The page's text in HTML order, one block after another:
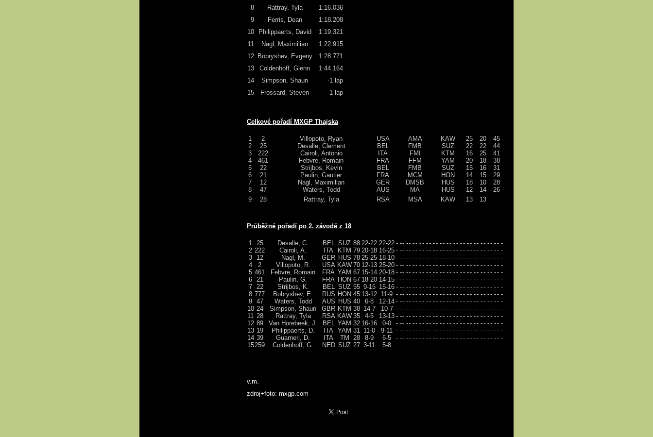
8
Rattray, Tyla
1:16.036
9
Ferris, Dean
1:18.208
10
Philippaerts, David
1:19.321
11
Nagl, Maximilian
1:22.915
12 Bobryshev, Evgeny
1:28.771
13
Coldenhoff, Glenn
1:44.164
14
Simpson, Shaun
-1 lap
15
Frossard, Steven -1 lap
Celkové pořadí MXGP Thajska
1 2 Villopoto, Ryan USA AMA KAW 25 20
45
2
25 Desalle, Clement BEL FMB SUZ 22 22
44
3
222 Cairoli, Antonio ITA FMI KTM 16 25
41
4
461 Febvre, Romain FRA FFM YAM 20 18
38
5
22 Strijbos, Kevin BEL FMB SUZ 15 16
31
6
21 Paulin, Gautier FRA MCM HON 14 15
29
7
12 Nagl, Maximilian GER DMSB HUS 18 10
28
8
47 Waters, Todd AUS MA HUS 12 14
26
9
28 Rattray, Tyla RSA MSA KAW 13 13
Průběžné pořadí po 2. závodě z 18
1 25 Desalle, C. BEL SUZ 88 22-22 22-22 - -- -- -- -- -- -- -- -- -- -- -- -- -- -- -- -
2 222 Cairoli, A. ITA KTM 79 20-18 16-25 - -- -- -- -- -- -- -- -- -- -- -- -- -- -- -- -
3
12 Nagl, M. GER HUS 78 25-25 18-10 - -- -- -- -- -- -- -- -- -- -- -- -- -- -- -- -
4
2 Villopoto, R. USA KAW 70 12-13 25-20 - -- -- -- -- -- -- -- -- -- -- -- -- -- -- -- -
5 461 Febvre, Romain FRA YAM 67 15-14 20-18 - -- -- -- -- -- -- -- -- -- -- -- -- -- -- -- -
6 21 Paulin, G. FRA HON 67 18-20 14-15 - -- -- -- -- -- -- -- -- -- -- -- -- -- -- -- -
7 22 Strijbos, K. BEL SUZ 55 9-15 15-16 - -- -- -- -- -- -- -- -- -- -- -- -- -- -- -- -
8 777 Bobryshev, E. RUS HON 45 13-12 11-9 - -- -- -- -- -- -- -- -- -- -- -- -- -- -- -- -
9 47 Waters, Todd AUS HUS 40 6-8 12-14 - -- -- -- -- -- -- -- -- -- -- -- -- -- -- -- -
10 24 Simpson, Shaun GBR KTM 38 14-7 10-7 - -- -- -- -- -- -- -- -- -- -- -- -- -- -- -- -
11 28 Rattray, Tyla RSA KAW 35 4-5 13-13 - -- -- -- -- -- -- -- -- -- -- -- -- -- -- -- -
12 89 Van Horebeek, J. BEL YAM 32 16-16 0-0 - -- -- -- -- -- -- -- -- -- -- -- -- -- -- -- -
13 19 Philippaerts, D. ITA YAM 31 11-0 9-11 - -- -- -- -- -- -- -- -- -- -- -- -- -- -- -- -
14 39 Guarneri, D. ITA TM 28 8-9 6-5 - -- -- -- -- -- -- -- -- -- -- -- -- -- -- -- -
15259 Coldenhoff, G. NED SUZ 27 3-11 5-8
v.m.
zdroj+foto: mxgp.com